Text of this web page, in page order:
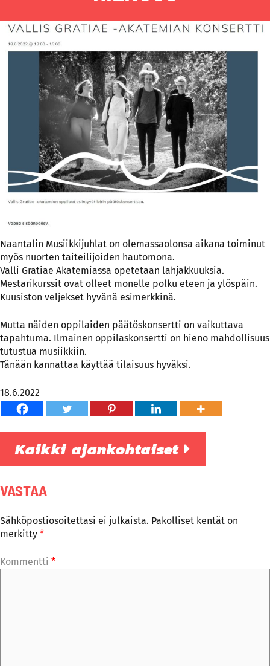
Naantalin Musiikkijuhlat on olemassaolonsa aikana toiminut
myös nuorten taiteilijoiden hautomona.
Valli Gratiae Akatemiassa opetetaan lahjakkuuksia.
Mestarikurssit ovat olleet monelle polku eteen ja ylöspäin.
Kuusiston veljekset hyvänä esimerkkinä.
Mutta näiden oppilaiden päätöskonsertti on vaikuttava
tapahtuma. Ilmainen oppilaskonsertti on hieno mahdollisuus
tutustua musiikkiin.
Tänään kannattaa käyttää tilaisuus hyväksi.
18.6.2022
Kaikki ajankohtaiset
VASTAA
Sähköpostiosoitettasi ei julkaista. Pakolliset kentät on
merkitty *
Kommentti *